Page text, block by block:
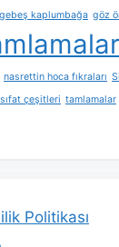
gebeş kaplumbağa göz
nasrettin hoca fıkraları
sıfat çeşitleri tamlamalar
Politikası